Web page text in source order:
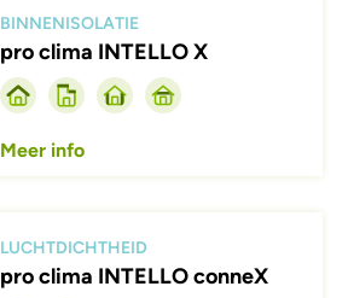
BINNENISOLATIE
pro clima INTELLO X
Meer info
LUCHTDICHTHEID
pro clima INTELLO conneX